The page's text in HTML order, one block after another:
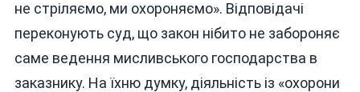
не стріляємо, ми охороняємо». Відповідачі
переконують суд, що закон нібито не забороняє
саме ведення мисливського господарства в
заказнику. На їхню думку, діяльність із «охорони